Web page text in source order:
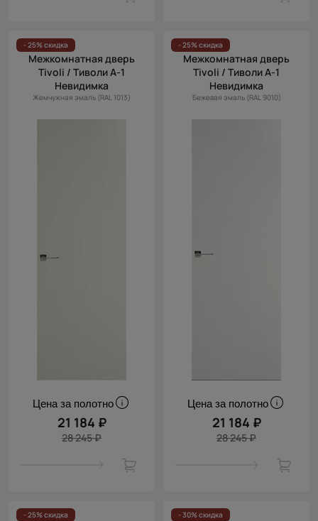
- 25% скидка
Межкомнатная дверь
Tivoli / Тиволи А-1
Невидимка
Жемчужная эмаль (RAL 1013)
Цена за полотно
21 184 ₽
28 245 ₽
- 25% скидка
Межкомнатная дверь
Tivoli / Тиволи А-1
Невидимка
Бежевая эмаль (RAL 9010)
Цена за полотно
21 184 ₽
28 245 ₽
- 25% скидка - 30% скидка